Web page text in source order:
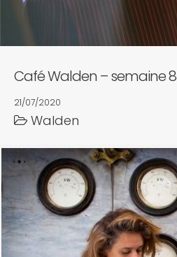
Café Walden – semaine 8
21/07/2020
Walden